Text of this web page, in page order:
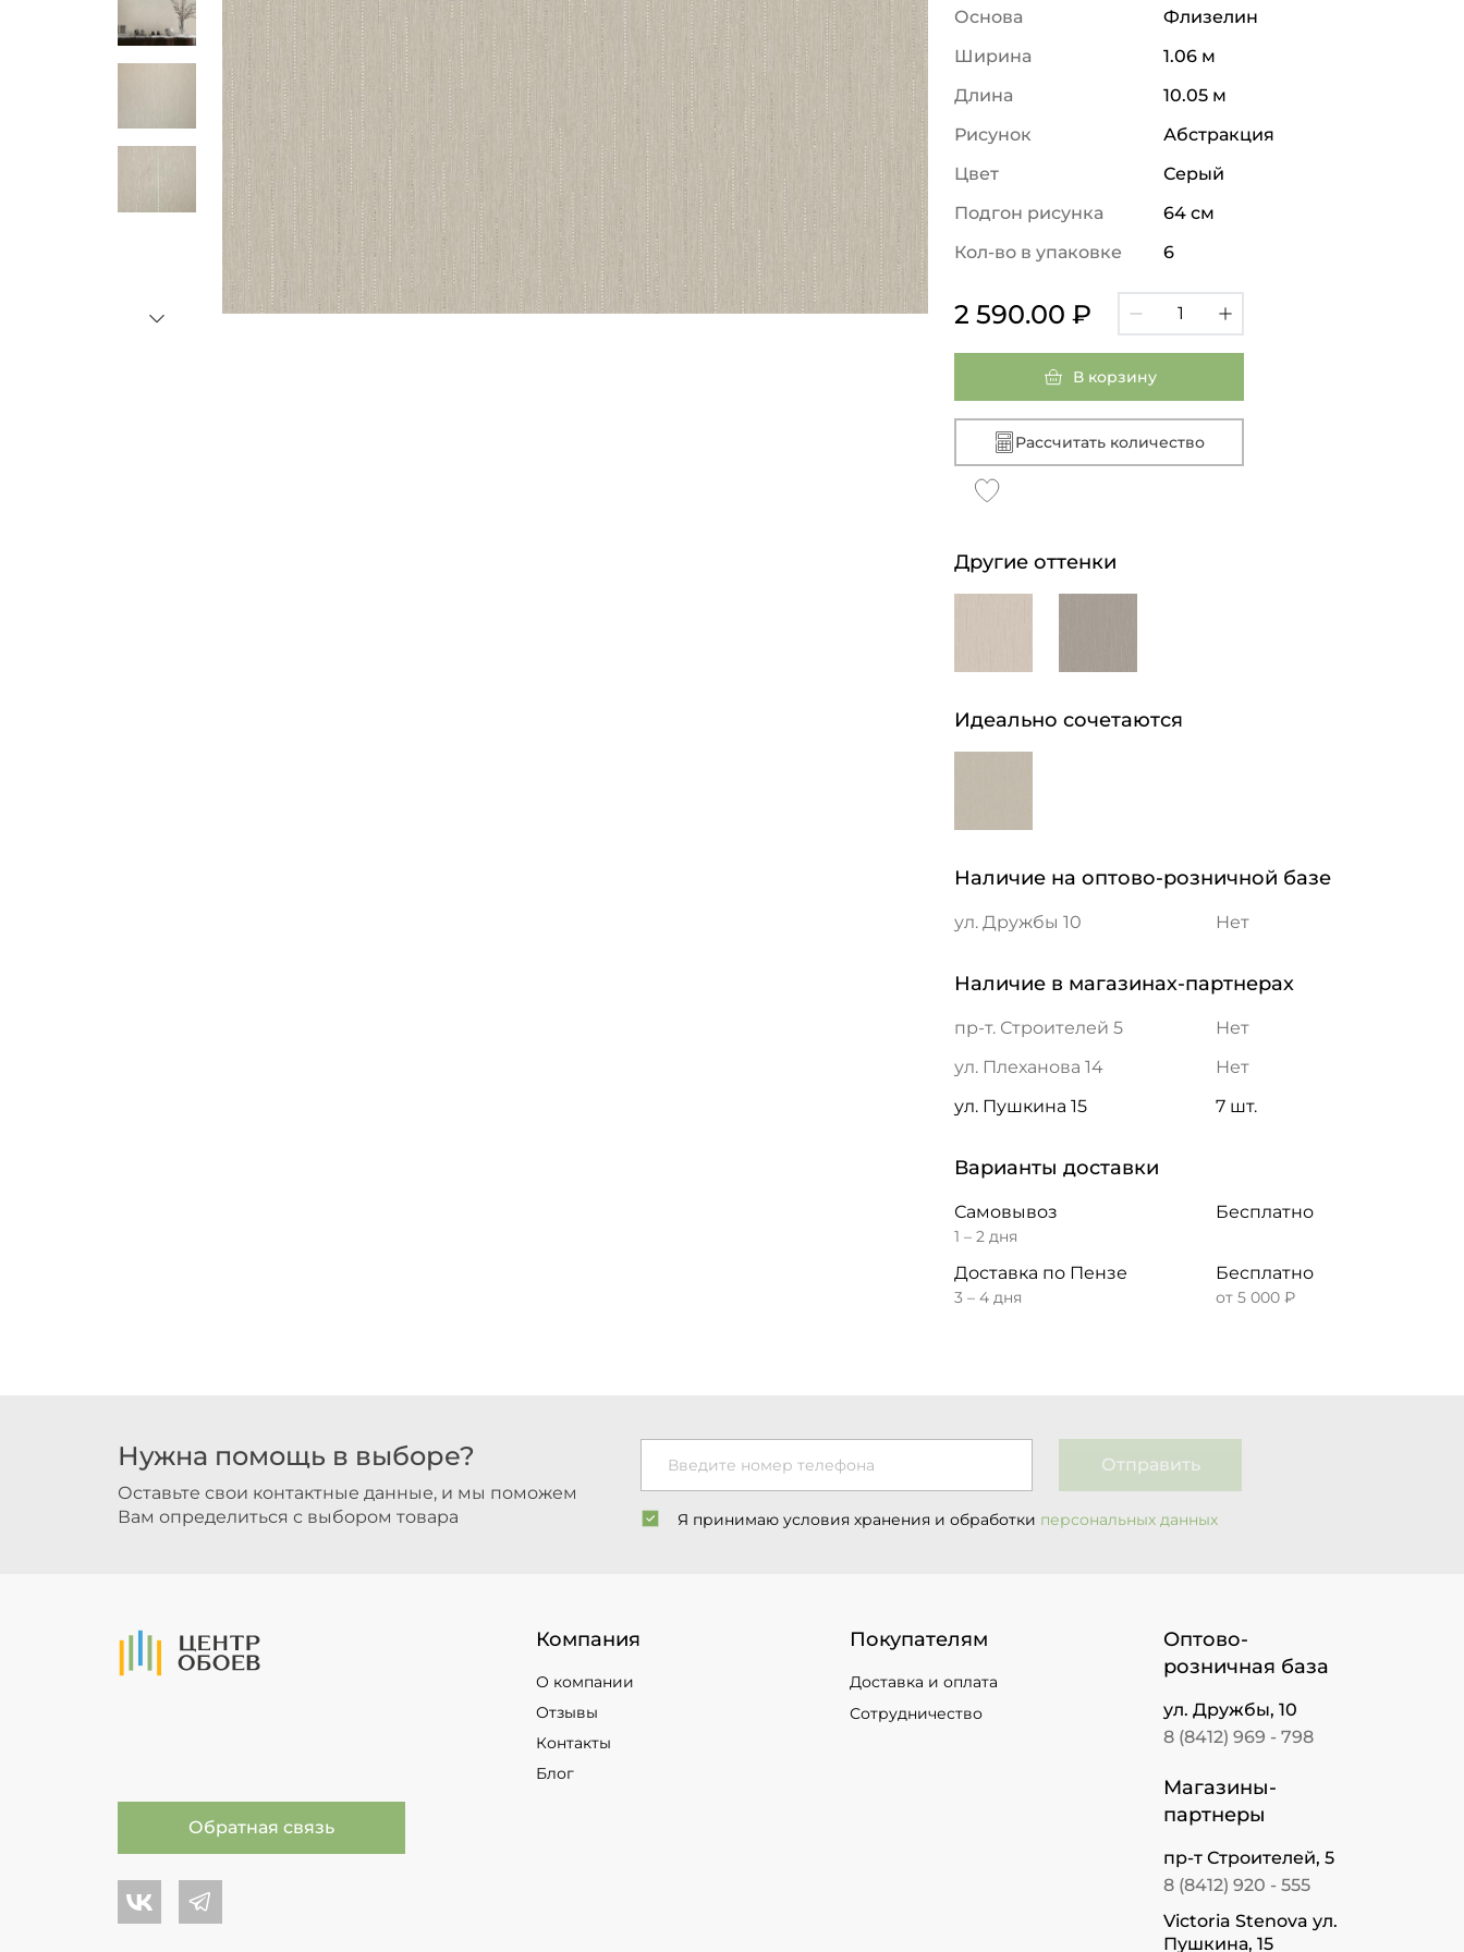
Основа
Флизелин
Ширина
1.06 м
Длина
10.05 м
Рисунок
Абстракция
Цвет
Серый
Подгон рисунка
64 см
Кол-во в упаковке
6
2 590.00 ₽
В корзину
Рассчитать количество
Другие оттенки
Идеально сочетаются
Наличие на оптово-розничной базе
ул. Дружбы 10 Нет
Наличие в магазинах-партнерах
пр-т. Строителей 5
Нет
ул. Плеханова 14
Нет
ул. Пушкина 15
7 шт.
Варианты доставки
Самовывоз
1 – 2 дня
Бесплатно
Доставка по Пензе
3 – 4 дня
Бесплатно
от 5 000 ₽
Нужна помощь в выборе?
Оставьте свои контактные данные, и мы поможем
Вам определиться с выбором товара
Введите номер телефона Отправить
Я принимаю условия хранения и обработки персональных данных
На Главную Компания
О компании
Отзывы
Контакты
Блог
Покупателям
Доставка и оплата
Сотрудничество
Оптово-
розничная база
ул. Дружбы, 10
8 (8412) 969 - 798
Магазины-
партнеры
пр-т Строителей, 5
8 (8412) 920 - 555
Victoria Stenova ул.
Пушкина, 15
Обратная связь
Центр обоев во Вконтакте
Центр обоев в Телеграме